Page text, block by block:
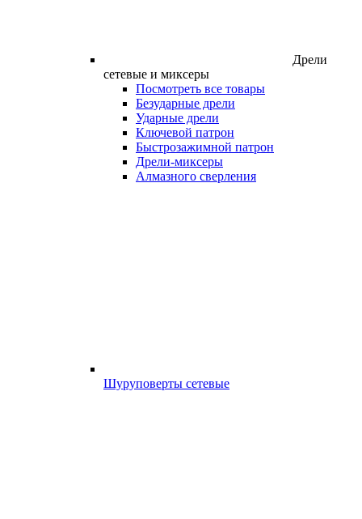
Дрели
сетевые и миксеры
Посмотреть все товары
Безударные дрели
Ударные дрели
Ключевой патрон
Быстрозажимной патрон
Дрели-миксеры
Алмазного сверления
Шуруповерты сетевые